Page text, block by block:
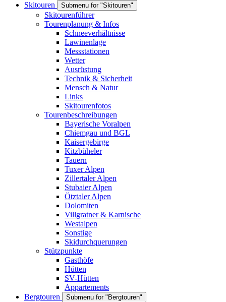
Skitouren
Submenu for "Skitouren"
Skitourenführer
Tourenplanung & Infos
Schneeverhältnisse
Lawinenlage
Messstationen
Wetter
Ausrüstung
Technik & Sicherheit
Mensch & Natur
Links
Skitourenfotos
Tourenbeschreibungen
Bayerische Voralpen
Chiemgau und BGL
Kaisergebirge
Kitzbüheler
Tauern
Tuxer Alpen
Zillertaler Alpen
Stubaier Alpen
Ötztaler Alpen
Dolomiten
Villgratner & Karnische
Westalpen
Sonstige
Skidurchquerungen
Stützpunkte
Gasthöfe
Hütten
SV-Hütten
Appartements
Bergtouren
Submenu for "Bergtouren"